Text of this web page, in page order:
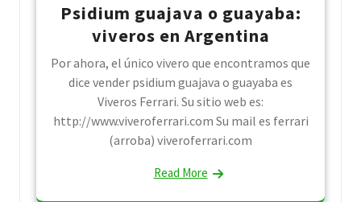
Psidium guajava o guayaba:
viveros en Argentina
Por ahora, el único vivero que encontramos que
dice vender psidium guajava o guayaba es
Viveros Ferrari. Su sitio web es:
http://www.viveroferrari.com Su mail es ferrari
(arroba) viveroferrari.com
Read More